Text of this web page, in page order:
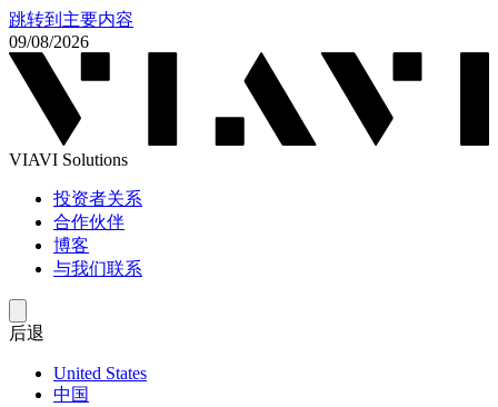
跳转到主要内容
09/08/2026
VIAVI Solutions
投资者关系
合作伙伴
博客
与我们联系
后退
United States
中国